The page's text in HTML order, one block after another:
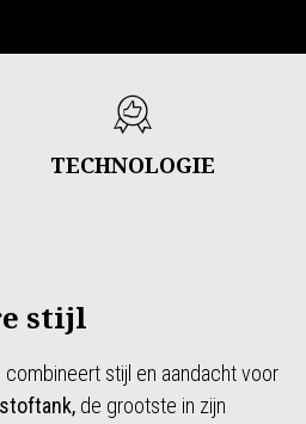
TECHNOLOGIE
stijl
stijl en aandacht voor
de grootste in zijn